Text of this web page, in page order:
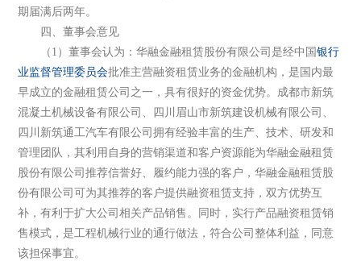
期届满后两年。
四、董事会意见
（1）董事会认为：华融金融租赁股份有限公司是经中国银行
业监督管理委员会批准主营融资租赁业务的金融机构，是国内最
早成立的金融租赁公司之一，具有很好的资金优势。成都市新筑
混凝土机械设备有限公司、四川眉山市新筑建设机械有限公司、
四川新筑通工汽车有限公司拥有经验丰富的生产、技术、研发和
管理团队，其利用自身的营销渠道和客户资源能为华融金融租赁
股份有限公司推荐信誉好、履约能力强的客户，华融金融租赁股
份有限公司可为其推荐的客户提供融资租赁支持，双方优势互
补，有利于扩大公司相关产品销售。同时，实行产品融资租赁销
售模式，是工程机械行业的通行做法，符合公司整体利益，同意
该担保事宜。